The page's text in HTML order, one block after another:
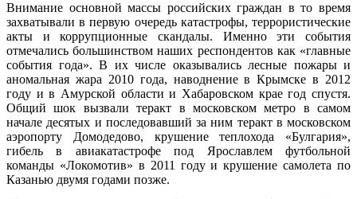
Внимание основной массы российских граждан в то время
захватывали в первую очередь катастрофы, террористические
акты и коррупционные скандалы. Именно эти события
отмечались большинством наших респондентов как «главные
события года». В их числе оказывались лесные пожары и
аномальная жара 2010 года, наводнение в Крымске в 2012
году и в Амурской области и Хабаровском крае год спустя.
Общий шок вызвали теракт в московском метро в самом
начале десятых и последовавший за ним теракт в московском
аэропорту Домодедово, крушение теплохода «Булгария»,
гибель в авиакатастрофе под Ярославлем футбольной
команды «Локомотив» в 2011 году и крушение самолета по
Казанью двумя годами позже.